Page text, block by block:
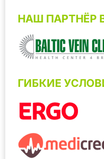
НАШ ПАРТНЁР
ГИБКИЕ